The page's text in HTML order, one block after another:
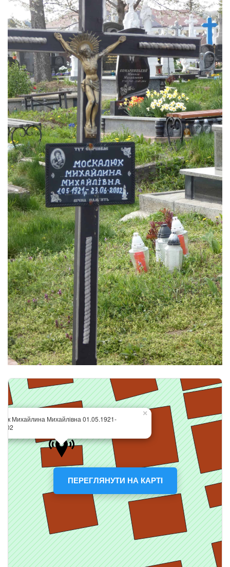
ПЕРЕГЛЯНУТИ НА КАРТІ